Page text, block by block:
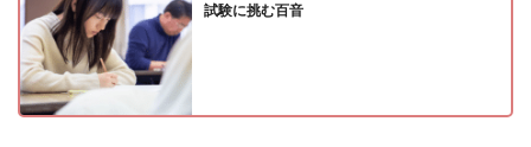
試験に挑む百音